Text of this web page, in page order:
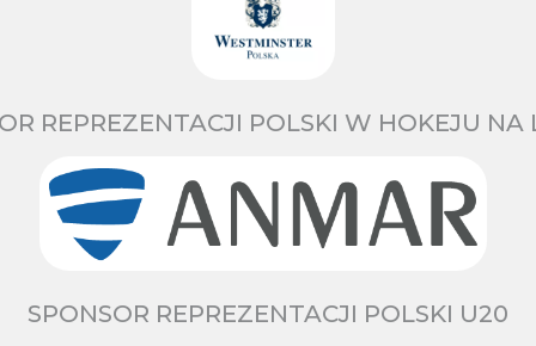
REPREZENTACJI POLSKI W HOKEJU NA
SPONSOR REPREZENTACJI POLSKI U20